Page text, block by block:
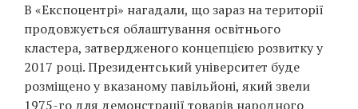
В «Експоцентрі» нагадали, що зараз на території
продовжується облаштування освітнього
кластера, затвердженого концепцією розвитку у
2017 році. Президентський університет буде
розміщено у вказаному павільйоні, який звели
1975-го для демонстрації товарів народного